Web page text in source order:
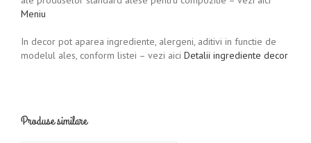
Meniu
In decor pot aparea ingrediente, alergeni, aditivi in functie de
modelul ales, conform listei – vezi aici Detalii ingrediente decor
Produse similare